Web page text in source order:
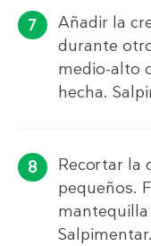
Añadir la
durante
medio-alto
hecha.
Recortar la
pequeños.
Salpimentar.